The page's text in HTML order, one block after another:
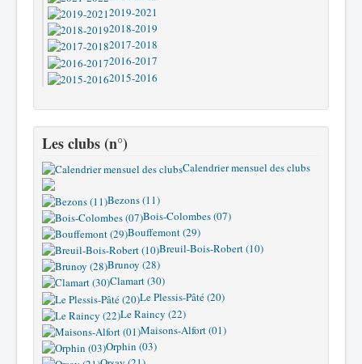
2019-2021
2018-2019
2017-2018
2016-2017
2015-2016
Les clubs (n°)
Calendrier mensuel des clubs
Bezons (11)
Bois-Colombes (07)
Bouffemont (29)
Breuil-Bois-Robert (10)
Brunoy (28)
Clamart (30)
Le Plessis-Pâté (20)
Le Raincy (22)
Maisons-Alfort (01)
Orphin (03)